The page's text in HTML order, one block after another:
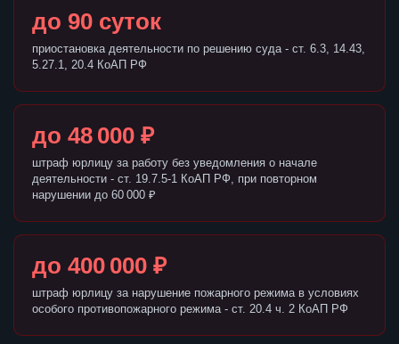
до 90 суток
приостановка деятельности по решению суда - ст. 6.3, 14.43,
5.27.1, 20.4 КоАП РФ
до 48 000 ₽
штраф юрлицу за работу без уведомления о начале
деятельности - ст. 19.7.5-1 КоАП РФ, при повторном
нарушении до 60 000 ₽
до 400 000 ₽
штраф юрлицу за нарушение пожарного режима в условиях
особого противопожарного режима - ст. 20.4 ч. 2 КоАП РФ